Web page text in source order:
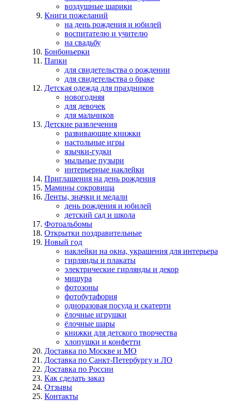
воздушные шарики
Книги пожеланий
на день рождения и юбилей
воспитателю и учителю
на свадьбу
Бонбоньерки
Папки
для свидетельства о рождении
для свидетельства о браке
Детская одежда для праздников
новогодняя
для девочек
для мальчиков
Детские развлечения
развивающие книжки
настольные игры
язычки-гудки
мыльные пузыри
интерьерные наклейки
Приглашения на день рождения
Мамины сокровища
Ленты, значки и медали
день рождения и юбилей
детский сад и школа
Фотоальбомы
Открытки поздравительные
Новый год
наклейки на окна, украшения для интерьера
гирлянды и плакаты
электрические гирлянды и декор
мишура
фотозоны
фотобутафория
одноразовая посуда и скатерти
ёлочные игрушки
ёлочные шары
книжки для детского творчества
хлопушки и конфетти
Доставка по Москве и МО
Доставка по Санкт-Петербургу и ЛО
Доставка по России
Как сделать заказ
Отзывы
Контакты